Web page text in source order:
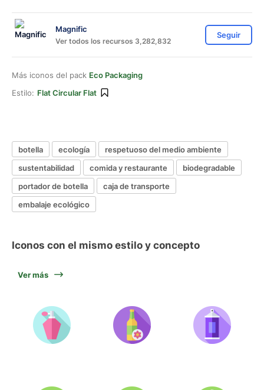
Magnific
Ver todos los recursos 3,282,832
Seguir
Más iconos del pack Eco Packaging
Estilo: Flat Circular Flat
botella ecología
respetuoso del medio ambiente
sustentabilidad
comida y restaurante
biodegradable
portador de botella
caja de transporte
embalaje ecológico
Iconos con el mismo estilo y concepto
Ver más